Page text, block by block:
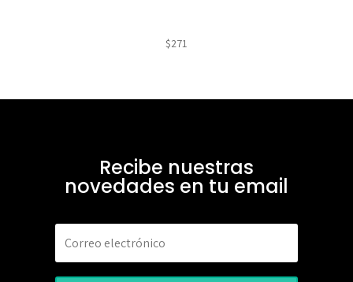
$271
Recibe nuestras
novedades en tu email